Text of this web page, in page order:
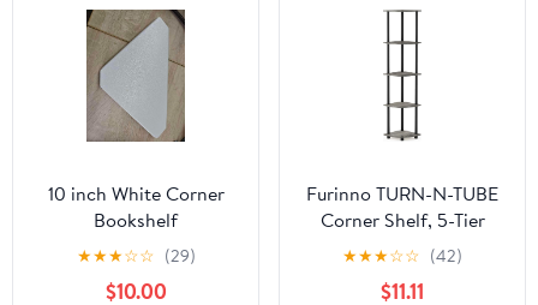
10 inch White Corner
Bookshelf
★★★☆☆ (29)
$10.00
Furinno TURN-N-TUBE
Corner Shelf, 5-Tier
Corner Bookshelf, Open
Storage Shelves, for
Organization and
★★★☆☆ (42)
$11.11